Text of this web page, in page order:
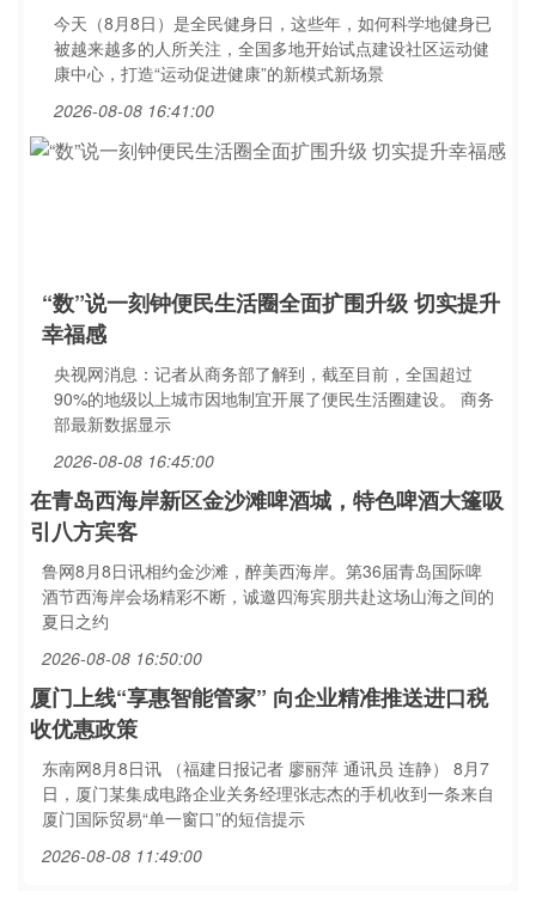
今天（8月8日）是全民健身日，这些年，如何科学地健身已
被越来越多的人所关注，全国多地开始试点建设社区运动健
康中心，打造“运动促进健康”的新模式新场景
2026-08-08 16:41:00
“数”说一刻钟便民生活圈全面扩围升级 切实提升
幸福感
央视网消息：记者从商务部了解到，截至目前，全国超过
90%的地级以上城市因地制宜开展了便民生活圈建设。 商务
部最新数据显示
2026-08-08 16:45:00
在青岛西海岸新区金沙滩啤酒城，特色啤酒大篷吸
引八方宾客
鲁网8月8日讯相约金沙滩，醉美西海岸。第36届青岛国际啤
酒节西海岸会场精彩不断，诚邀四海宾朋共赴这场山海之间的
夏日之约
2026-08-08 16:50:00
厦门上线“享惠智能管家” 向企业精准推送进口税
收优惠政策
东南网8月8日讯 （福建日报记者 廖丽萍 通讯员 连静） 8月7
日，厦门某集成电路企业关务经理张志杰的手机收到一条来自
厦门国际贸易“单一窗口”的短信提示
2026-08-08 11:49:00